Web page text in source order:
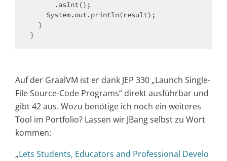
Auf der GraalVM ist er dank JEP 330 „Launch Single-
File Source-Code Programs“ direkt ausführbar und
gibt 42 aus. Wozu benötige ich noch ein weiteres
Tool im Portfolio? Lassen wir JBang selbst zu Wort
kommen:
„Lets Students, Educators and Professional Develo